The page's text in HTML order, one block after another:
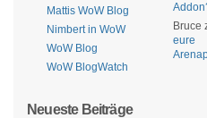
Bruce
eure
Mattis WoW Blog
Nimbert in WoW
WoW Blog
WoW BlogWatch
Neueste Beiträge